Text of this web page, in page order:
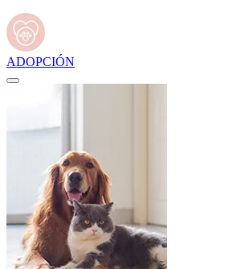
ADOPCIÓN